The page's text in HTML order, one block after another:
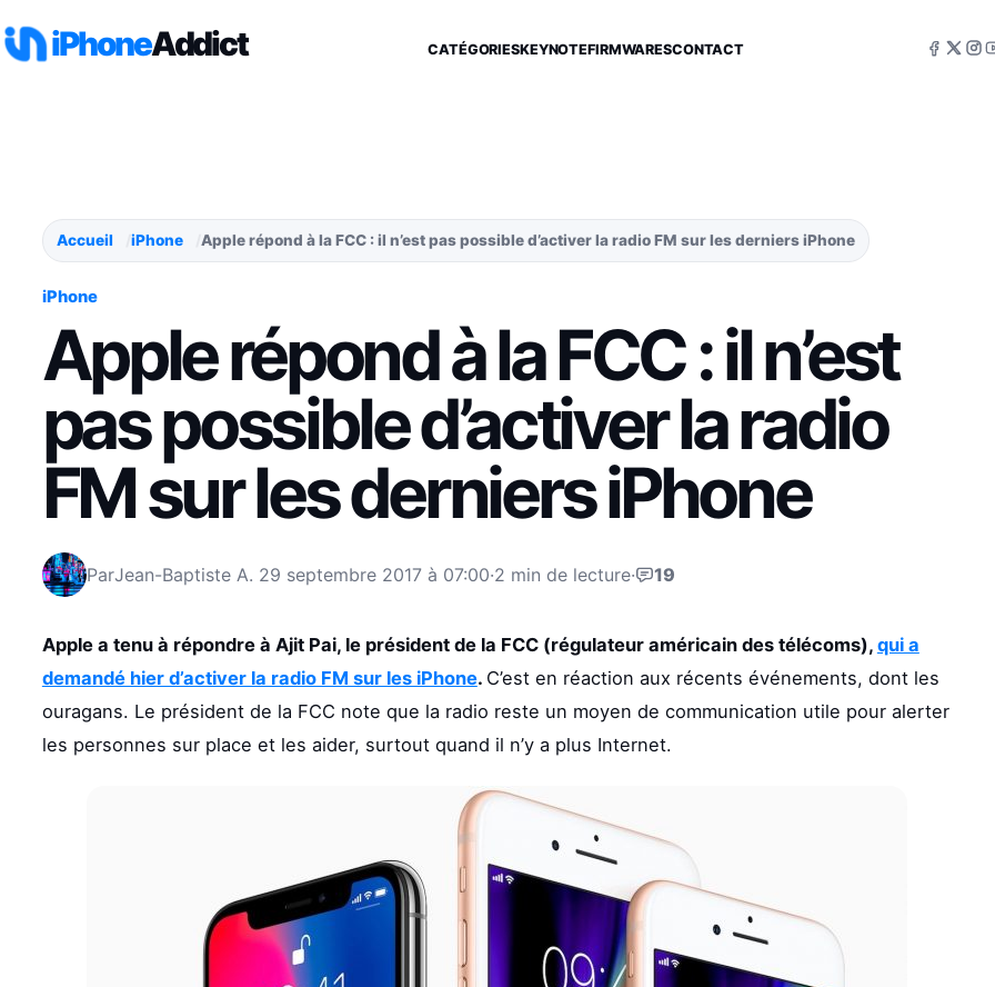
iPhoneAddict CATÉGORIESKEYNOTEFIRMWARESCONTACT
Accueil iPhone Apple répond à la FCC : il n’est pas possible d’activer la radio FM sur les derniers iPhone
iPhone
Apple répond à la FCC : il n’est
pas possible d’activer la radio
FM sur les derniers iPhone
ParJean-Baptiste A. 29 septembre 2017 à 07:00·2 min de lecture· 19
Apple a tenu à répondre à Ajit Pai, le président de la FCC (régulateur américain des télécoms), qui a
demandé hier d’activer la radio FM sur les iPhone. C’est en réaction aux récents événements, dont les
ouragans. Le président de la FCC note que la radio reste un moyen de communication utile pour alerter
les personnes sur place et les aider, surtout quand il n’y a plus Internet.